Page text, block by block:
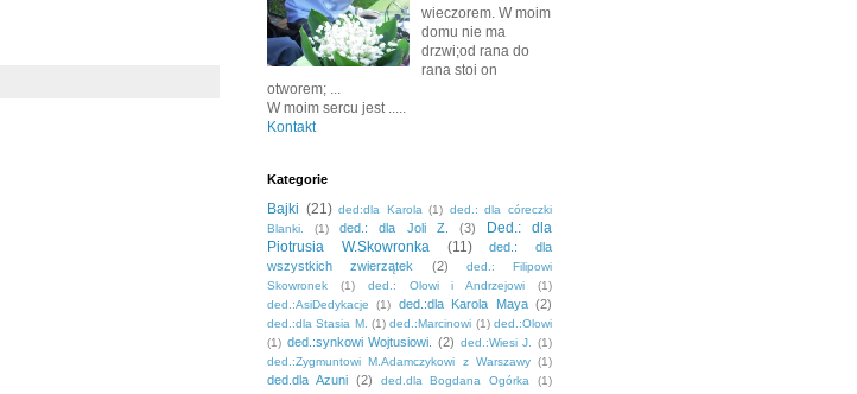
wieczorem. W moim
domu nie ma
drzwi;od rana do
rana stoi on
otworem; ...
W moim sercu jest .....
Kontakt
Kategorie
Bajki (21) ded:dla Karola (1) ded.: dla córeczki
Blanki.
(1) ded.: dla Joli Z. (3)
Ded.: dla
Piotrusia W.Skowronka
(11)
ded.: dla
wszystkich zwierzątek
(2)
ded.: Filipowi
Skowronek
(1) ded.: Olowi i Andrzejowi
(1)
ded.:AsiDedykacje
(1) ded.:dla Karola Maya (2)
ded.:dla Stasia M. (1) ded.:Marcinowi (1) ded.:Olowi
(1) ded.:synkowi Wojtusiowi. (2) ded.:Wiesi J.
(1)
ded.:Zygmuntowi M.Adamczykowi z Warszawy (1)
ded.dla Azuni (2) ded.dla Bogdana Ogórka
(1)